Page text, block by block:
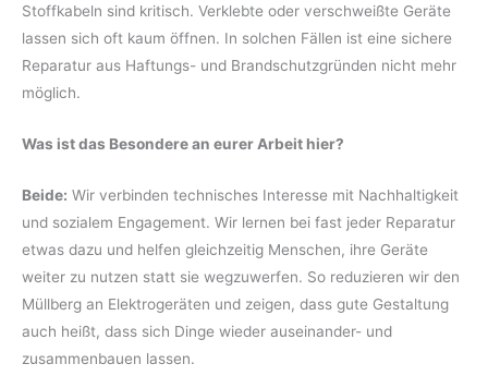
Stoffkabeln sind kritisch. Verklebte oder verschweißte Geräte
lassen sich oft kaum öffnen. In solchen Fällen ist eine sichere
Reparatur aus Haftungs- und Brandschutzgründen nicht mehr
möglich.
Was ist das Besondere an eurer Arbeit hier?
Beide: Wir verbinden technisches Interesse mit Nachhaltigkeit
und sozialem Engagement. Wir lernen bei fast jeder Reparatur
etwas dazu und helfen gleichzeitig Menschen, ihre Geräte
weiter zu nutzen statt sie wegzuwerfen. So reduzieren wir den
Müllberg an Elektrogeräten und zeigen, dass gute Gestaltung
auch heißt, dass sich Dinge wieder auseinander- und
zusammenbauen lassen.